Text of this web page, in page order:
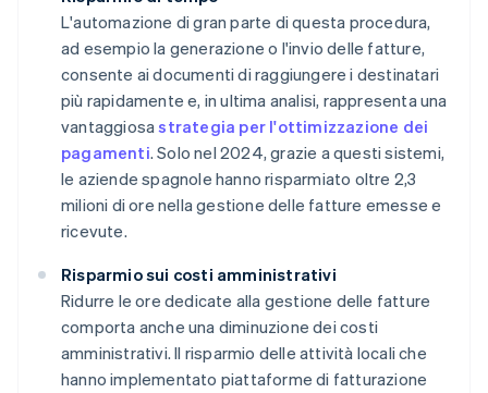
L'automazione di gran parte di questa procedura,
ad esempio la generazione o l'invio delle fatture,
consente ai documenti di raggiungere i destinatari
più rapidamente e, in ultima analisi, rappresenta una
vantaggiosastrategia per l'ottimizzazione dei
pagamenti. Solo nel 2024, grazie a questi sistemi,
le aziende spagnole hanno risparmiato oltre 2,3
milioni di ore nella gestione delle fatture emesse e
ricevute.
Risparmio sui costi amministrativi
Ridurre le ore dedicate alla gestione delle fatture
comporta anche una diminuzione dei costi
amministrativi. Il risparmio delle attività locali che
hanno implementato piattaforme di fatturazione